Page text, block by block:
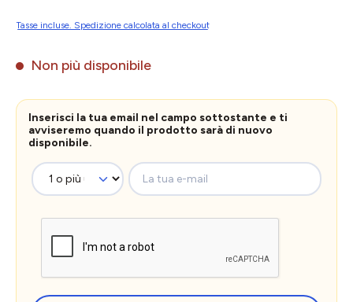
Tasse incluse. Spedizione calcolata al checkout
Non più disponibile
Inserisci la tua email nel campo sottostante e ti
avviseremo quando il prodotto sarà di nuovo
disponibile.
La tua e-mail